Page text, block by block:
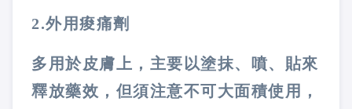
2.外用痠痛劑
多用於皮膚上，主要以塗抹、噴、貼來
釋放藥效，但須注意不可大面積使用，